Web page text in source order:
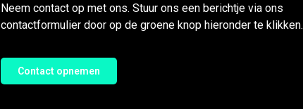
Neem contact op met ons. Stuur ons een berichtje via ons
contactformulier door op de groene knop hieronder te klikken.
Contact opnemen